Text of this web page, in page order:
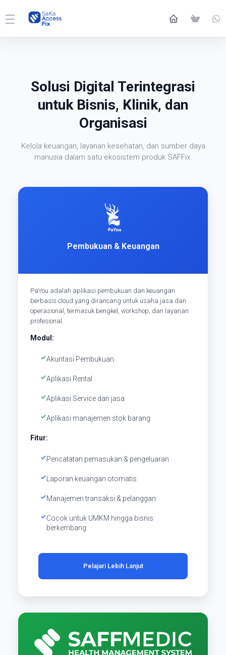
Solusi Digital Terintegrasi
untuk Bisnis, Klinik, dan
Organisasi
Kelola keuangan, layanan kesehatan, dan sumber daya
manusia dalam satu ekosistem produk SAFFix.
Pembukuan & Keuangan
PaYou adalah aplikasi pembukuan dan keuangan
berbasis cloud yang dirancang untuk usaha jasa dan
operasional, termasuk bengkel, workshop, dan layanan
profesional.
Modul:
Akuntasi Pembukuan
Aplikasi Rental
Aplikasi Service dan jasa
Aplikasi manajemen stok barang
Fitur:
Pencatatan pemasukan & pengeluaran
Laporan keuangan otomatis
Manajemen transaksi & pelanggan
Cocok untuk UMKM hingga bisnis
berkembang
Pelajari Lebih Lanjut